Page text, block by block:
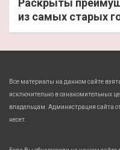
Раскрыты
из самых старых
Все материалы на данном сайте
исключительно в ознакомительных
владельцам. Администрация сайта
несет.